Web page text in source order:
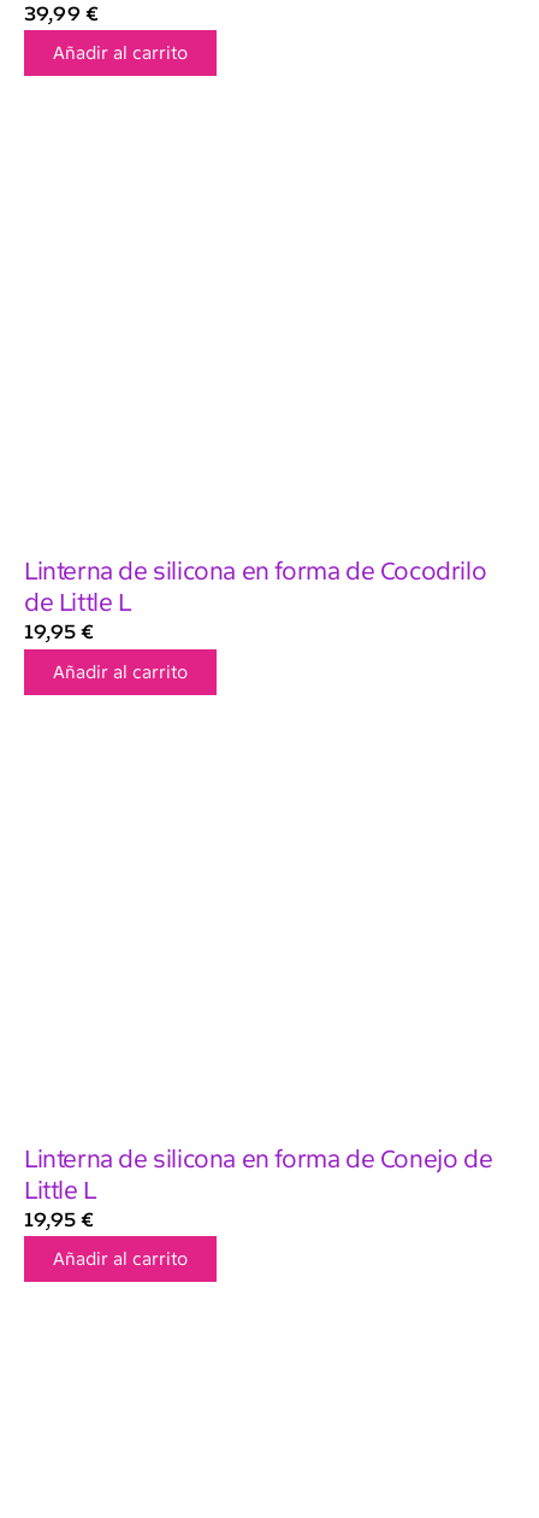
39,99 €
Añadir al carrito
Linterna de silicona en forma de Cocodrilo
de Little L
19,95 €
Añadir al carrito
Linterna de silicona en forma de Conejo de
Little L
19,95 €
Añadir al carrito